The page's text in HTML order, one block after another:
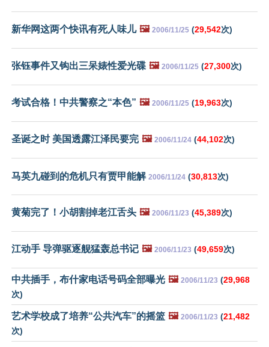
新华网这两个快讯有死人味儿 🖼️ 2006/11/25 (29,542次)
张钰事件又钩出三呆婊性爱光碟 🖼️ 2006/11/25 (27,300次)
考试合格！中共警察之“本色” 🖼️ 2006/11/25 (19,963次)
圣诞之时 美国透露江泽民要完 🖼️ 2006/11/24 (44,102次)
马英九碰到的危机只有贾甲能解 2006/11/24 (30,813次)
黄菊完了！小胡割掉老江舌头 🖼️ 2006/11/23 (45,389次)
江动手 导弹驱逐舰猛轰总书记 🖼️ 2006/11/23 (49,659次)
中共插手，布什家电话号码全部曝光 🖼️ 2006/11/23 (29,968
次)
艺术学校成了培养“公共汽车”的摇篮 🖼️ 2006/11/23 (21,482
次)